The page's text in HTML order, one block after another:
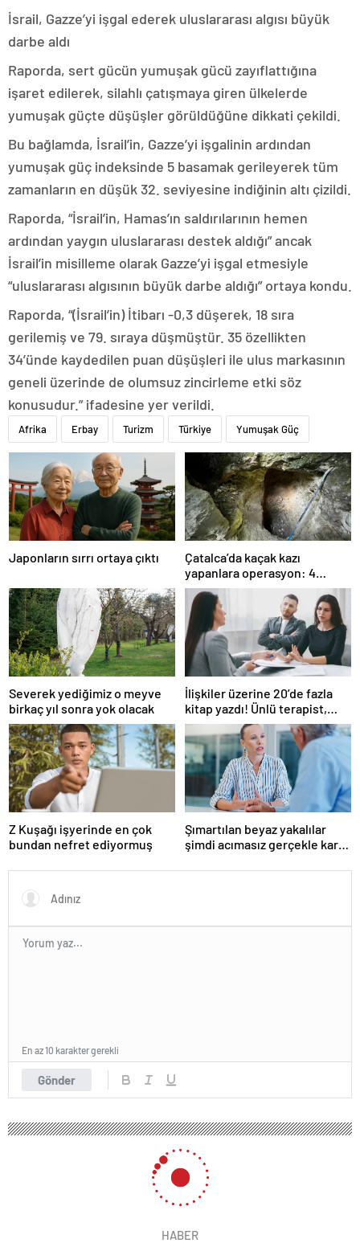
İsrail, Gazze’yi işgal ederek uluslararası algısı büyük
darbe aldı
Raporda, sert gücün yumuşak gücü zayıflattığına
işaret edilerek, silahlı çatışmaya giren ülkelerde
yumuşak güçte düşüşler görüldüğüne dikkati çekildi.
Bu bağlamda, İsrail’in, Gazze’yi işgalinin ardından
yumuşak güç indeksinde 5 basamak gerileyerek tüm
zamanların en düşük 32. seviyesine indiğinin altı çizildi.
Raporda, “İsrail’in, Hamas’ın saldırılarının hemen
ardından yaygın uluslararası destek aldığı” ancak
İsrail’in misilleme olarak Gazze’yi işgal etmesiyle
“uluslararası algısının büyük darbe aldığı” ortaya kondu.
Raporda, “(İsrail’in) İtibarı -0,3 düşerek, 18 sıra
gerilemiş ve 79. sıraya düşmüştür. 35 özellikten
34’ünde kaydedilen puan düşüşleri ile ulus markasının
geneli üzerinde de olumsuz zincirleme etki söz
konusudur.” ifadesine yer verildi.
Afrika Erbay Turizm Türkiye Yumuşak Güç
Japonların sırrı ortaya çıktı
Çatalca’da kaçak kazı
yapanlara operasyon: 4
gözaltı
Severek yediğimiz o meyve
birkaç yıl sonra yok olacak
İlişkiler üzerine 20’de fazla
kitap yazdı! Ünlü terapist,
boşanmaların gerçek
suçlularını açıklıyor
Z Kuşağı işyerinde en çok
bundan nefret ediyormuş
Şımartılan beyaz yakalılar
şimdi acımasız gerçekle karşı
Gönder
En az 10 karakter gerekli
HABER